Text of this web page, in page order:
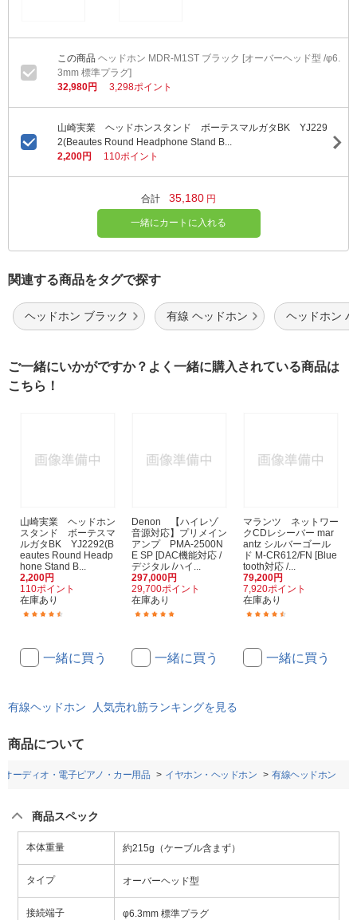
ヘッドホン MDR-M1ST ブラック [オーバーヘッド型 /φ6.
3mm 標準プラグ]
32,980円
3,298ポイント
山崎実業 ヘッドホンスタンド ボーテスマルガタBK YJ229
2(Beautes Round Headphone Stand B...
2,200円
110ポイント
合計 35,180 円
一緒にカートに入れる
関連する商品をタグで探す
ヘッドホン ブラック 有線 ヘッドホン ヘッドホン
ご一緒にいかがですか？よく一緒に購入されている商品は
こちら！
山崎実業 ヘッドホン
スタンド ボーテスマ
ルガタBK YJ2292(B
eautes Round Headp
hone Stand B...
2,200円
110ポイント
在庫あり
一緒に買う
Denon 【ハイレゾ
音源対応】プリメイン
アンプ PMA-2500N
E SP [DAC機能対応 /
デジタル /ハイ...
297,000円
29,700ポイント
在庫あり
一緒に買う
マランツ ネットワー
クCDレシーバー mar
antz シルバーゴール
ド M-CR612/FN [Blue
tooth対応 /...
79,200円
7,920ポイント
在庫あり
一緒に買う
有線ヘッドホン 人気売れ筋ランキングを見る
商品について
オーディオ・電子ピアノ・カー用品 イヤホン・ヘッドホン 有線ヘッドホン
商品スペック
本体重量 約215g（ケーブル含まず）
タイプ オーバーヘッド型
接続端子 φ6.3mm 標準プラグ